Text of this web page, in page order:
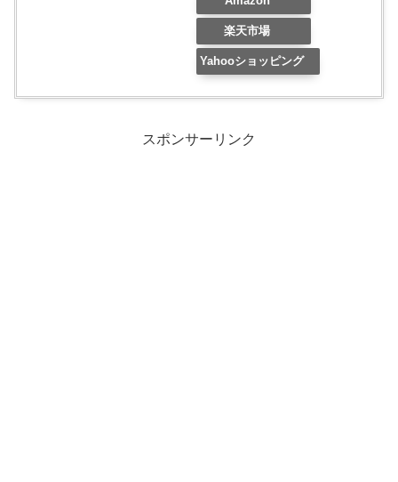
楽天市場
Yahooショッピング
スポンサーリンク